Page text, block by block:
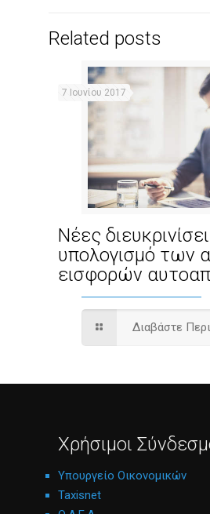
Related posts
7 Ιουνίου 2017
Νέες
υπολογισμό των
εισφορών
Διαβάστε
Χρήσιμοι
Υπουργείο Οικονομικών
Taxisnet